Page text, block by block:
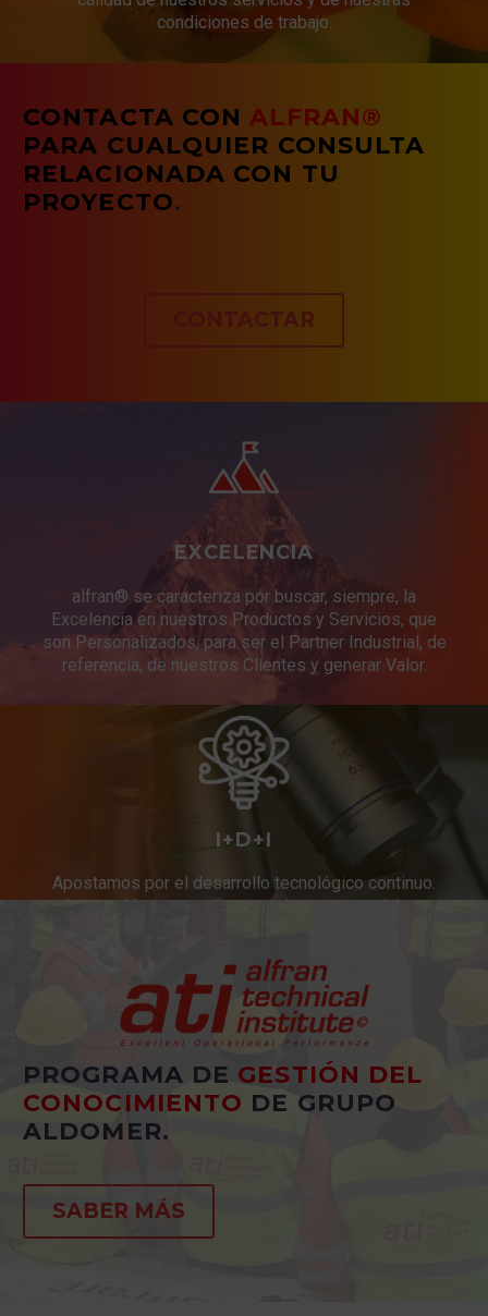
condiciones de trabajo.
CONTACTA CON ALFRAN®
PARA CUALQUIER CONSULTA
RELACIONADA CON TU
PROYECTO.
CONTACTAR
EXCELENCIA
alfran® se caracteriza por buscar, siempre, la
Excelencia en nuestros Productos y Servicios, que
son Personalizados, para ser el Partner Industrial, de
referencia, de nuestros Clientes y generar Valor.
I+D+I
Apostamos por el desarrollo tecnológico continuo.
Innovación constante en productos y servicios.
PROGRAMA DE GESTIÓN DEL
CONOCIMIENTO DE GRUPO
ALDOMER.
SABER MÁS